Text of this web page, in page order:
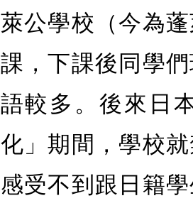
萊公學校（今為
課，下課後同學
語較多。後來日
化」期間，學校
感受不到跟日籍